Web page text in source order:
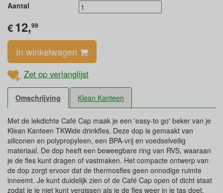
Aantal
€12,99
In winkelwagen
Zet op verlanglijst
Omschrijving Klean Kanteen
Met de lekdichte Café Cap maak je een 'easy-to go' beker van je
Klean Kanteen TKWide drinkfles. Deze dop is gemaakt van
siliconen en polypropyleen, een BPA-vrij en voedselveilig
materiaal. De dop heeft een beweegbare ring van RVS, waaraan
je de fles kunt dragen of vastmaken. Het compacte ontwerp van
de dop zorgt ervoor dat de thermosfles geen onnodige ruimte
inneemt. Je kunt duidelijk zien of de Café Cap open of dicht staat
zodat je je niet kunt vergissen als je de fles weer in je tas doet.